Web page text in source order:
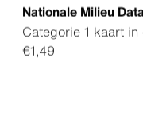
Nationale Milieu
Categorie 1 kaart
€1,49